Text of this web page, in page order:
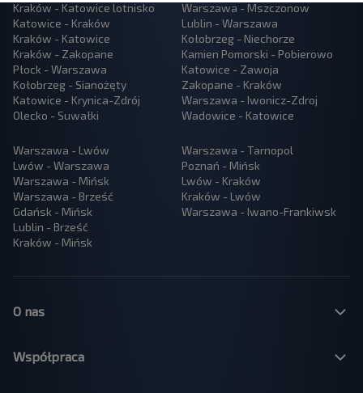
Kraków - Katowice lotnisko
Katowice - Kraków
Kraków - Katowice
Kraków - Zakopane
Płock - Warszawa
Kołobrzeg - Sianożęty
Katowice - Krynica-Zdrój
Olecko - Suwałki
Warszawa - Mszczonow
Lublin - Warszawa
Kołobrzeg - Niechorze
Kamien Pomorski - Pobierowo
Katowice - Zawoja
Zakopane - Kraków
Warszawa - Iwonicz-Zdroj
Wadowice - Katowice
Warszawa - Lwów
Lwów - Warszawa
Warszawa - Mińsk
Warszawa - Brześć
Gdańsk - Mińsk
Lublin - Brześć
Kraków - Mińsk
Warszawa - Tarnopol
Poznań - Mińsk
Lwów - Kraków
Kraków - Lwów
Warszawa - Iwano-Frankiwsk
O nas
Współpraca